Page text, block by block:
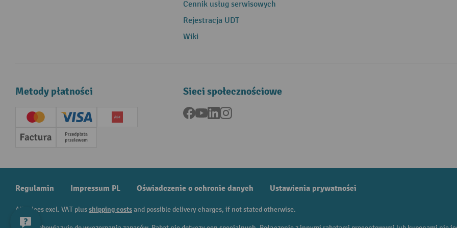
Cennik usług serwisowych
Rejestracja UDT
Wiki
Metody płatności
Creditcard (Master)Creditcard (Visa)
P24
Factura Przedpłata
Sieci społecznościowe
Facebook
YouTubeLinkedInInstagram
Regulamin Impressum PL Oświadczenie o ochronie danych Ustawienia prywatności
All prices excl. VAT plusshipping costsand possible delivery charges, if not stated otherwise.